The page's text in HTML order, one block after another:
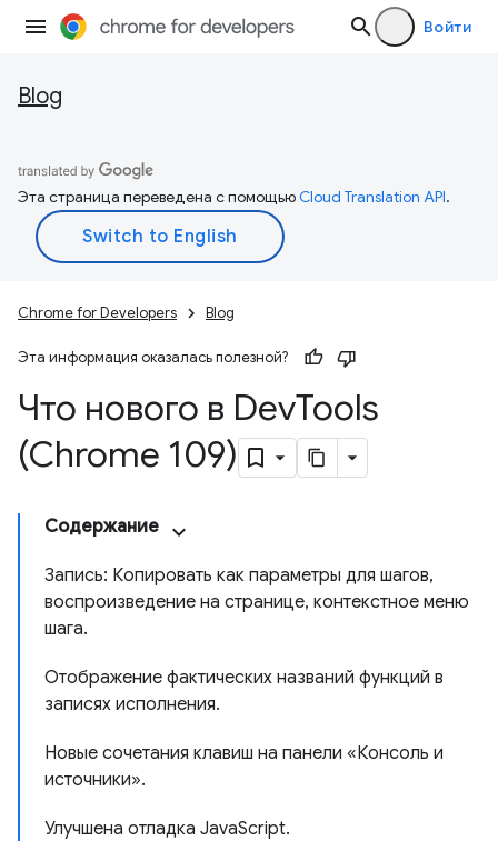
Войти
Blog
Эта страница переведена с помощьюCloud Translation API.
Chrome for Developers Blog
Эта информация оказалась полезной?
Что нового в DevTools
(Chrome 109)
Содержание
Запись: Копировать как параметры для шагов,
воспроизведение на странице, контекстное меню
шага.
Отображение фактических названий функций в
записях исполнения.
Новые сочетания клавиш на панели «Консоль и
источники».
Улучшена отладка JavaScript.